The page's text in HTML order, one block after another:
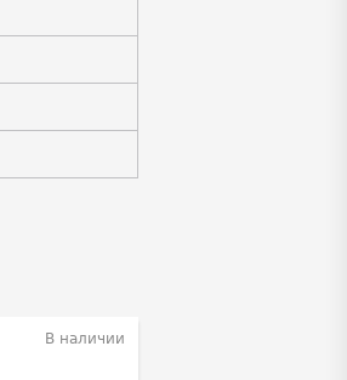
В наличии